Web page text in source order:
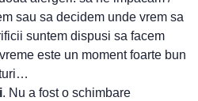
sau sa decidem unde vrem sa
suntem dispusi sa facem
este un moment foarte bun
. Nu a fost o schimbare